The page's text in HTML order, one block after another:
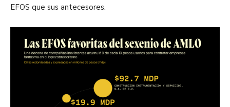
EFOS que sus antecesores.